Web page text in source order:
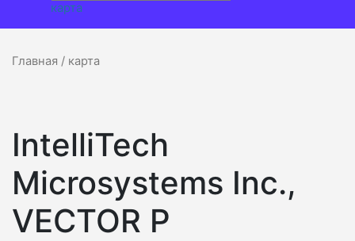
карта
Главная / карта
IntelliTech
Microsystems Inc.,
VECTOR P